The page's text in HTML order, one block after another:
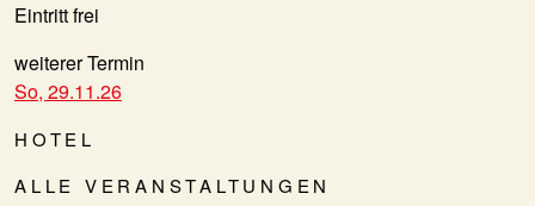
Eintritt frei
weiterer Termin
So, 29.11.26
HOTEL
ALLE VERANSTALTUNGEN